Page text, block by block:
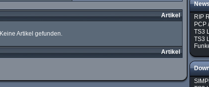
Artikel
Keine Artikel gefunden.
Artikel
RIP
PCP
TS3
TS3